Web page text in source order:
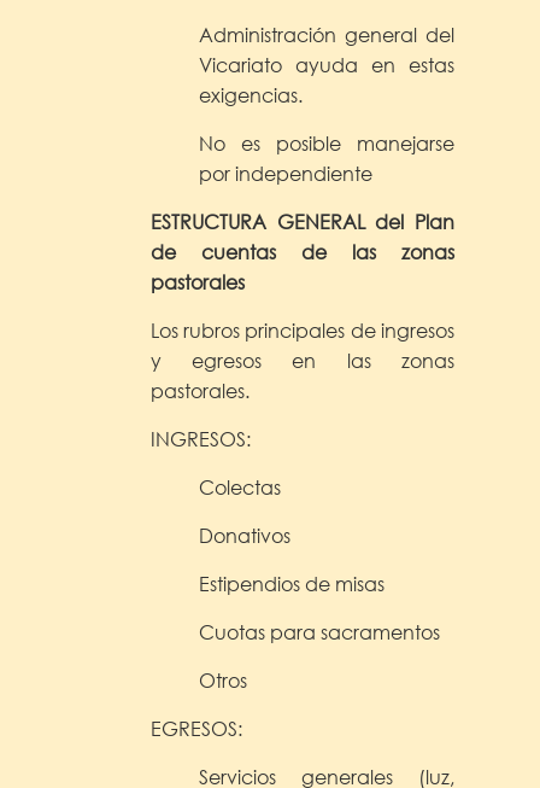
Administración general del
Vicariato ayuda en estas
exigencias.
No es posible manejarse
por independiente
ESTRUCTURA GENERAL del Plan
de cuentas de las zonas
pastorales
Los rubros principales de ingresos
y egresos en las zonas
pastorales.
INGRESOS:
Colectas
Donativos
Estipendios de misas
Cuotas para sacramentos
Otros
EGRESOS:
Servicios generales (luz,